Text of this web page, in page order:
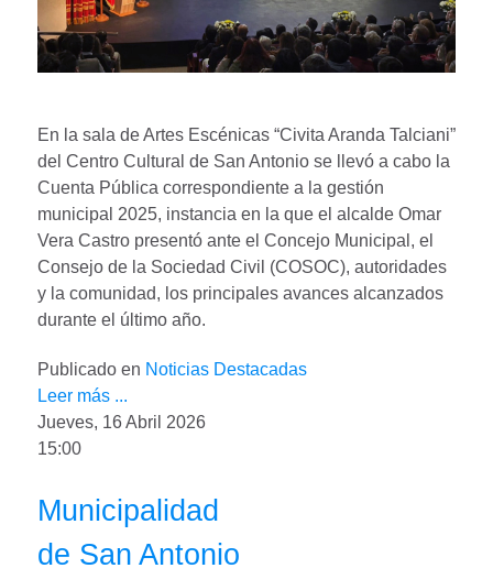
En la sala de Artes Escénicas “Civita Aranda Talciani”
del Centro Cultural de San Antonio se llevó a cabo la
Cuenta Pública correspondiente a la gestión
municipal 2025, instancia en la que el alcalde Omar
Vera Castro presentó ante el Concejo Municipal, el
Consejo de la Sociedad Civil (COSOC), autoridades
y la comunidad, los principales avances alcanzados
durante el último año.
Publicado en Noticias Destacadas
Leer más ...
Jueves, 16 Abril 2026
15:00
Municipalidad
de San Antonio